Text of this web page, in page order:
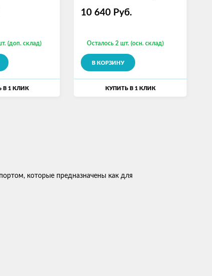
(доп. склад)
В 1 КЛИК
10 640 Руб.
Осталось 2 шт. (осн. склад)
В КОРЗИНУ
КУПИТЬ В 1 КЛИК
которые предназначены как для